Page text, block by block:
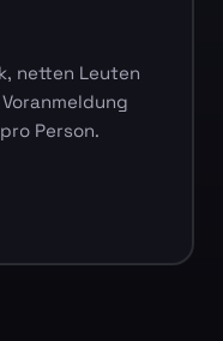
netten Leuten
Person.